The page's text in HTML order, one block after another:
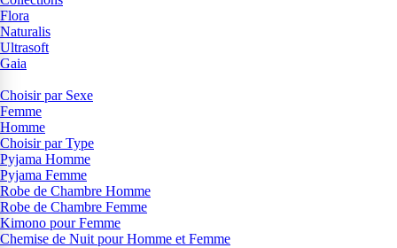
Flora
Naturalis
Ultrasoft
Gaia
Choisir par Sexe
Femme
Homme
Choisir par Type
Pyjama Homme
Pyjama Femme
Robe de Chambre Homme
Robe de Chambre Femme
Kimono pour Femme
Chemise de Nuit pour Homme et Femme